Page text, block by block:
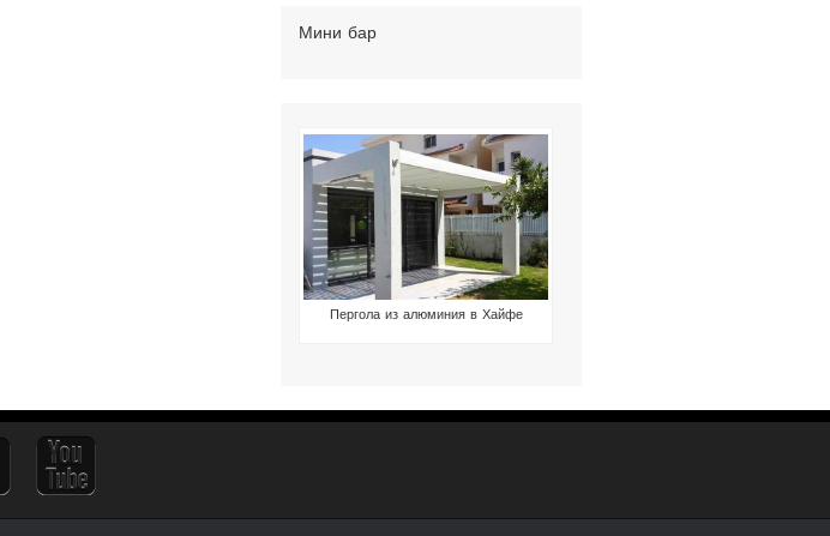
Мини бар
Пергола из алюминия в Хайфе